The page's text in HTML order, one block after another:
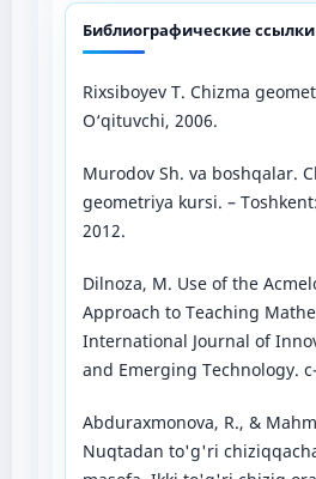
Библиографические ссылки
Rixsiboyev T. Chizma
O‘qituvchi, 2006.
Murodov Sh. va boshqalar.
geometriya kursi. –
2012.
Dilnoza, M. Use of the
Approach to Teaching
International Journal of
and Emerging Technology.
Abduraxmonova, R., &
Nuqtadan to'g'ri